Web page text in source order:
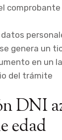
comprobante
se genera un
en un
del trámite
DNI
edad